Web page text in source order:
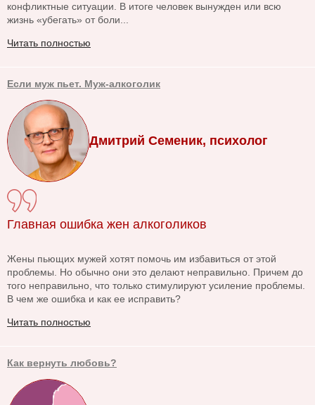
конфликтные ситуации. В итоге человек вынужден или всю
жизнь «убегать» от боли...
Читать полностью
Если муж пьет. Муж-алкоголик
Дмитрий Семеник, психолог
Главная ошибка жен алкоголиков
Жены пьющих мужей хотят помочь им избавиться от этой
проблемы. Но обычно они это делают неправильно. Причем до
того неправильно, что только стимулируют усиление проблемы.
В чем же ошибка и как ее исправить?
Читать полностью
Как вернуть любовь?